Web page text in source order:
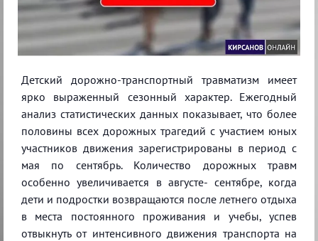
Детский дорожно-транспортный травматизм имеет
ярко выраженный сезонный характер. Ежегодный
анализ статистических данных показывает, что более
половины всех дорожных трагедий с участием юных
участников движения зарегистрированы в период с
мая по сентябрь. Количество дорожных травм
особенно увеличивается в августе- сентябре, когда
дети и подростки возвращаются после летнего отдыха
в места постоянного проживания и учебы, успев
отвыкнуть от интенсивного движения транспорта на